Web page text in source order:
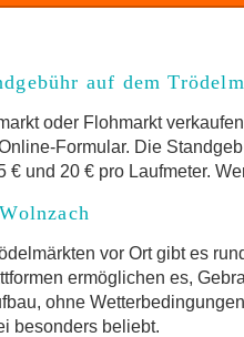
auf dem
oder Flohmarkt
Formular. Die
€ und 20 € pro Laufmeter.
vor Ort gibt es
ermöglichen es,
ohne
besonders beliebt.